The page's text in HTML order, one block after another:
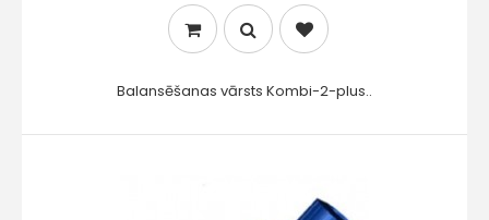
Balansēšanas vārsts Kombi-2-plus..